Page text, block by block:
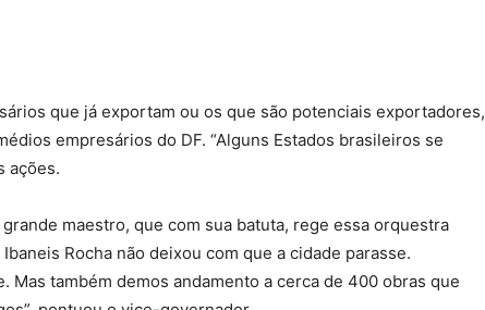
que já exportam ou os que são potenciais exportadores,
empresários do DF. “Alguns Estados brasileiros se
ações.
maestro, que com sua batuta, rege essa orquestra
Rocha não deixou com que a cidade parasse.
Mas também demos andamento a cerca de 400 obras que